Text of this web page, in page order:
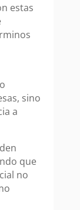
estas
sino
a
que
no